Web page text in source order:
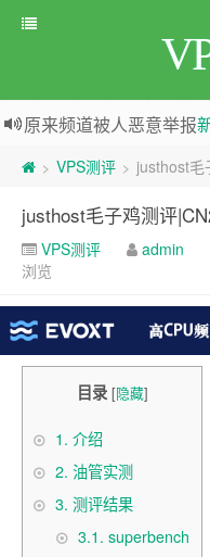
原来频道被人恶意举报
> VPS测评 > justhost
justhost毛子鸡测评
VPS测评 admin
浏览
目录 [隐藏]
1. 介绍
2. 油管实测
3. 测评结果
3.1. superbench